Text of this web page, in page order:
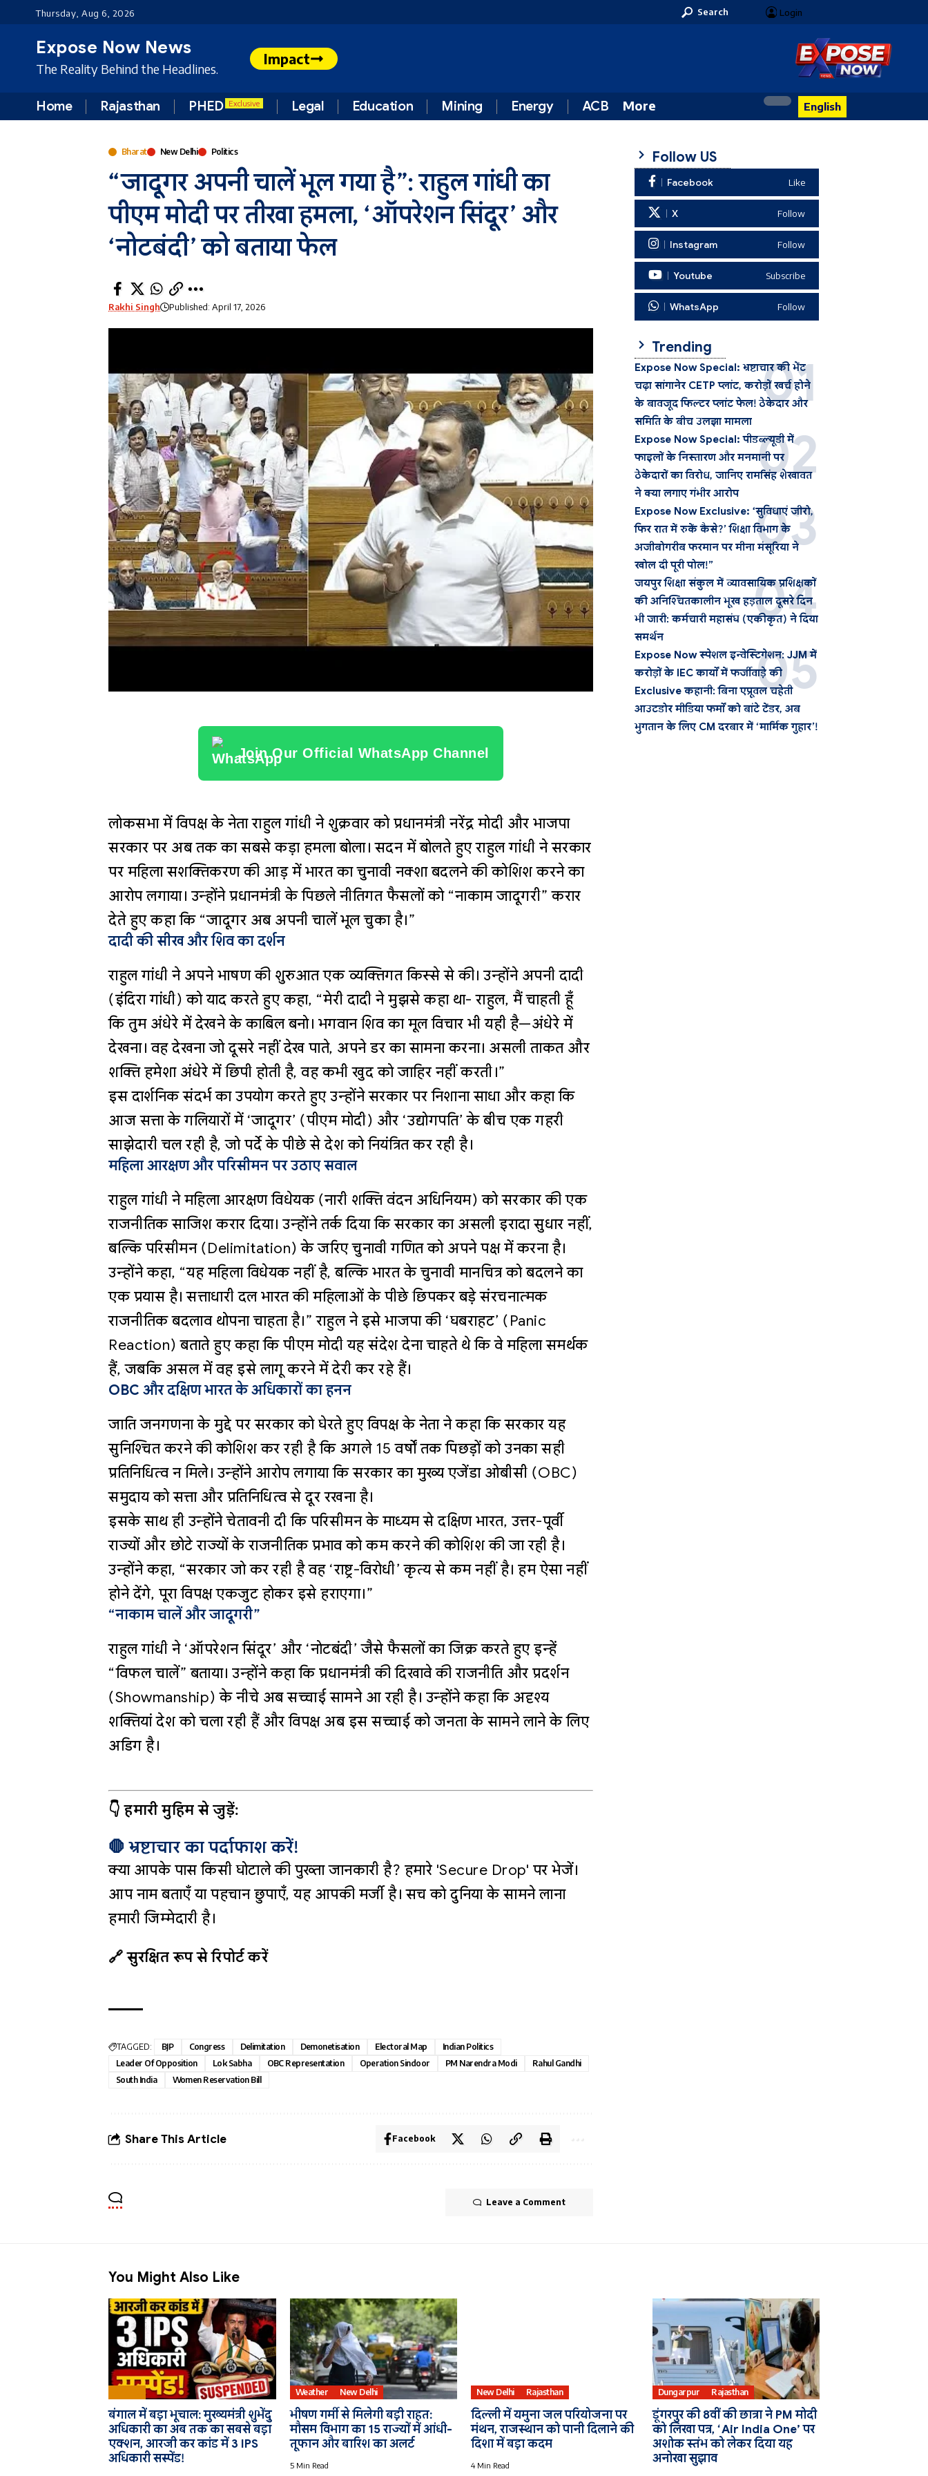
Thursday, Aug 6, 2026 Search Login
Expose Now News
The Reality Behind the Headlines.
Impact
Home Rajasthan PHED Exclusive Legal Education Mining Energy ACB More English
Bharat New Delhi Politics
“जादूगर अपनी चालें भूल गया है”: राहुल गांधी का
पीएम मोदी पर तीखा हमला, ‘ऑपरेशन सिंदूर’ और
‘नोटबंदी’ को बताया फेल
Rakhi Singh Published: April 17, 2026
Join Our Official WhatsApp Channel
लोकसभा में विपक्ष के नेता राहुल गांधी ने शुक्रवार को प्रधानमंत्री नरेंद्र मोदी और भाजपा
सरकार पर अब तक का सबसे कड़ा हमला बोला। सदन में बोलते हुए राहुल गांधी ने सरकार
पर महिला सशक्तिकरण की आड़ में भारत का चुनावी नक्शा बदलने की कोशिश करने का
आरोप लगाया। उन्होंने प्रधानमंत्री के पिछले नीतिगत फैसलों को “नाकाम जादूगरी” करार
देते हुए कहा कि “जादूगर अब अपनी चालें भूल चुका है।”
दादी की सीख और शिव का दर्शन
राहुल गांधी ने अपने भाषण की शुरुआत एक व्यक्तिगत किस्से से की। उन्होंने अपनी दादी
(इंदिरा गांधी) को याद करते हुए कहा, “मेरी दादी ने मुझसे कहा था- राहुल, मैं चाहती हूँ
कि तुम अंधेरे में देखने के काबिल बनो। भगवान शिव का मूल विचार भी यही है—अंधेरे में
देखना। वह देखना जो दूसरे नहीं देख पाते, अपने डर का सामना करना। असली ताकत और
शक्ति हमेशा अंधेरे में छिपी होती है, वह कभी खुद को जाहिर नहीं करती।”
इस दार्शनिक संदर्भ का उपयोग करते हुए उन्होंने सरकार पर निशाना साधा और कहा कि
आज सत्ता के गलियारों में ‘जादूगर’ (पीएम मोदी) और ‘उद्योगपति’ के बीच एक गहरी
साझेदारी चल रही है, जो पर्दे के पीछे से देश को नियंत्रित कर रही है।
महिला आरक्षण और परिसीमन पर उठाए सवाल
राहुल गांधी ने महिला आरक्षण विधेयक (नारी शक्ति वंदन अधिनियम) को सरकार की एक
राजनीतिक साजिश करार दिया। उन्होंने तर्क दिया कि सरकार का असली इरादा सुधार नहीं,
बल्कि परिसीमन (Delimitation) के जरिए चुनावी गणित को अपने पक्ष में करना है।
उन्होंने कहा, “यह महिला विधेयक नहीं है, बल्कि भारत के चुनावी मानचित्र को बदलने का
एक प्रयास है। सत्ताधारी दल भारत की महिलाओं के पीछे छिपकर बड़े संरचनात्मक
राजनीतिक बदलाव थोपना चाहता है।” राहुल ने इसे भाजपा की ‘घबराहट’ (Panic
Reaction) बताते हुए कहा कि पीएम मोदी यह संदेश देना चाहते थे कि वे महिला समर्थक
हैं, जबकि असल में वह इसे लागू करने में देरी कर रहे हैं।
OBC और दक्षिण भारत के अधिकारों का हनन
जाति जनगणना के मुद्दे पर सरकार को घेरते हुए विपक्ष के नेता ने कहा कि सरकार यह
सुनिश्चित करने की कोशिश कर रही है कि अगले 15 वर्षों तक पिछड़ों को उनका सही
प्रतिनिधित्व न मिले। उन्होंने आरोप लगाया कि सरकार का मुख्य एजेंडा ओबीसी (OBC)
समुदाय को सत्ता और प्रतिनिधित्व से दूर रखना है।
इसके साथ ही उन्होंने चेतावनी दी कि परिसीमन के माध्यम से दक्षिण भारत, उत्तर-पूर्वी
राज्यों और छोटे राज्यों के राजनीतिक प्रभाव को कम करने की कोशिश की जा रही है।
उन्होंने कहा, “सरकार जो कर रही है वह ‘राष्ट्र-विरोधी’ कृत्य से कम नहीं है। हम ऐसा नहीं
होने देंगे, पूरा विपक्ष एकजुट होकर इसे हराएगा।”
“नाकाम चालें और जादूगरी”
राहुल गांधी ने ‘ऑपरेशन सिंदूर’ और ‘नोटबंदी’ जैसे फैसलों का जिक्र करते हुए इन्हें
“विफल चालें” बताया। उन्होंने कहा कि प्रधानमंत्री की दिखावे की राजनीति और प्रदर्शन
(Showmanship) के नीचे अब सच्चाई सामने आ रही है। उन्होंने कहा कि अदृश्य
शक्तियां देश को चला रही हैं और विपक्ष अब इस सच्चाई को जनता के सामने लाने के लिए
अडिग है।
👇 हमारी मुहिम से जुड़ें:
🛑 भ्रष्टाचार का पर्दाफाश करें!
क्या आपके पास किसी घोटाले की पुख्ता जानकारी है? हमारे 'Secure Drop' पर भेजें।
आप नाम बताएँ या पहचान छुपाएँ, यह आपकी मर्जी है। सच को दुनिया के सामने लाना
हमारी जिम्मेदारी है।
🔗 सुरक्षित रूप से रिपोर्ट करें
TAGGED: BJP Congress Delimitation Demonetisation Electoral Map
Indian Politics
Leader Of Opposition
Lok Sabha OBC Representation Operation Sindoor PM Narendra Modi
Rahul Gandhi
South India
Women Reservation Bill
Share This Article Facebook
Leave a Comment
Follow US
Facebook Like
X Follow
Instagram Follow
Youtube Subscribe
WhatsApp Follow
Trending
Expose Now Special: भ्रष्टाचार की भेंट
चढ़ा सांगानेर CETP प्लांट, करोड़ों खर्च होने
के बावजूद फिल्टर प्लांट फेल! ठेकेदार और
समिति के बीच उलझा मामला
Expose Now Special: पीडब्ल्यूडी में
फाइलों के निस्तारण और मनमानी पर
ठेकेदारों का विरोध, जानिए रामसिंह शेखावत
ने क्या लगाए गंभीर आरोप
Expose Now Exclusive: ‘सुविधाएं जीरो,
फिर रात में रुकें कैसे?’ शिक्षा विभाग के
अजीबोगरीब फरमान पर मीना मंसूरिया ने
खोल दी पूरी पोल!”
जयपुर शिक्षा संकुल में व्यावसायिक प्रशिक्षकों
की अनिश्चितकालीन भूख हड़ताल दूसरे दिन
भी जारी: कर्मचारी महासंघ (एकीकृत) ने दिया
समर्थन
Expose Now स्पेशल इन्वेस्टिगेशन: JJM में
करोड़ों के IEC कार्यों में फर्जीवाड़े की
Exclusive कहानी: बिना एप्रूवल चहेती
आउटडोर मीडिया फर्मों को बांटे टेंडर, अब
भुगतान के लिए CM दरबार में ‘मार्मिक गुहार’!
You Might Also Like
बंगाल में बड़ा भूचाल: मुख्यमंत्री शुभेंदु
अधिकारी का अब तक का सबसे बड़ा
एक्शन, आरजी कर कांड में 3 IPS
अधिकारी सस्पेंड!
Weather New Delhi
भीषण गर्मी से मिलेगी बड़ी राहत:
मौसम विभाग का 15 राज्यों में आंधी-
तूफान और बारिश का अलर्ट
5 Min Read
New Delhi Rajasthan
दिल्ली में यमुना जल परियोजना पर
मंथन, राजस्थान को पानी दिलाने की
दिशा में बड़ा कदम
4 Min Read
Dungarpur Rajasthan
डूंगरपुर की 8वीं की छात्रा ने PM मोदी
को लिखा पत्र, ‘Air India One’ पर
अशोक स्तंभ को लेकर दिया यह
अनोखा सुझाव